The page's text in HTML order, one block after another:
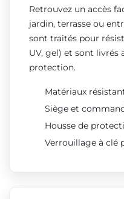
Retrouvez un accès
jardin, terrasse ou
sont traités pour
UV, gel) et sont livrés
protection.
Matériaux
Siège et
Housse de
Verrouillage à clé